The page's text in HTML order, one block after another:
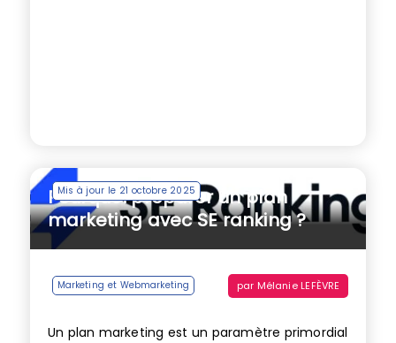
Mis à jour le 21 octobre 2025
Pourquoi préparer un plan
marketing avec SE ranking ?
Marketing et Webmarketing par Mélanie LEFÈVRE
Un plan marketing est un paramètre primordial